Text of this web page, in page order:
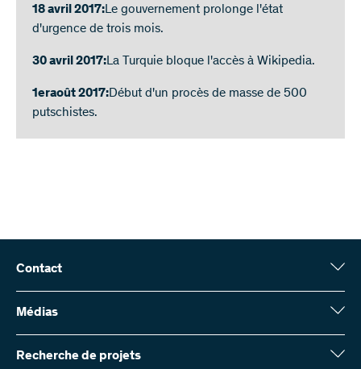
18 avril 2017:Le gouvernement prolonge l'état
d'urgence de trois mois.
30 avril 2017:La Turquie bloque l'accès à Wikipedia.
1eraoût 2017:Début d'un procès de masse de 500
putschistes.
Contact
Fonds national suisse (FNS)
Wildhainweg 3
Contactez-nous
Médias
Service de presse
Rapport annuel
Recherche de projets